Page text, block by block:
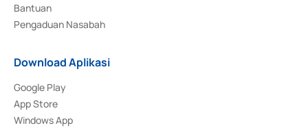
Bantuan
Pengaduan Nasabah
Download Aplikasi
Google Play
App Store
Windows App